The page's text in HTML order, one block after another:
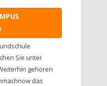
Sie unter
gehören
das